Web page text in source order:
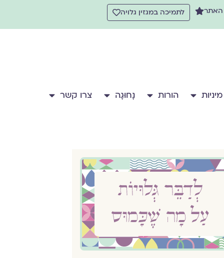
האתר לתמיכה במגזין גלויה
מיניות הורות נָחוּגָה צרו קשר